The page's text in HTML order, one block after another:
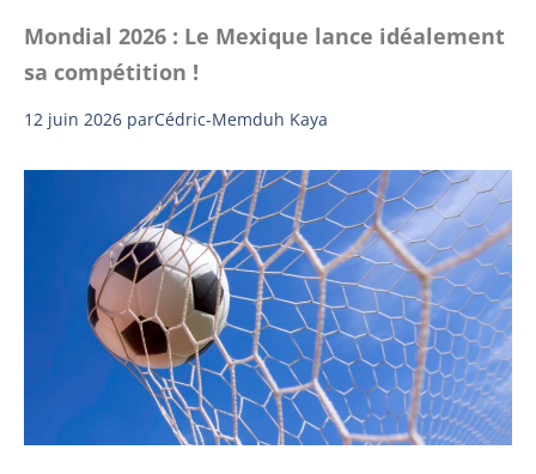
Mondial 2026 : Le Mexique lance idéalement
sa compétition !
12 juin 2026 parCédric-Memduh Kaya